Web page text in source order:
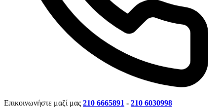
Επικοινωνήστε μαζί μας 210 6665891 - 210 6030998